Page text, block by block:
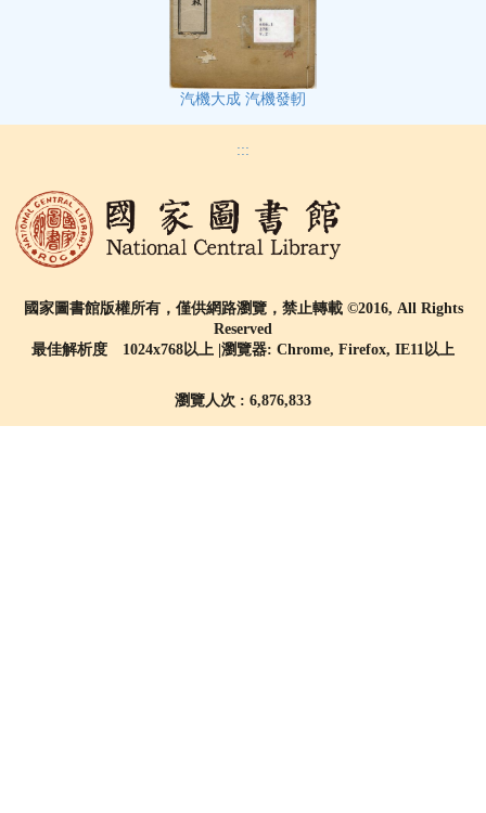
汽機大成 汽機發軔
:::
國家圖書館版權所有，僅供網路瀏覽，禁止轉載 ©2016, All Rights
Reserved
最佳解析度 1024x768以上 |瀏覽器: Chrome, Firefox, IE11以上
瀏覽人次 : 6,876,833